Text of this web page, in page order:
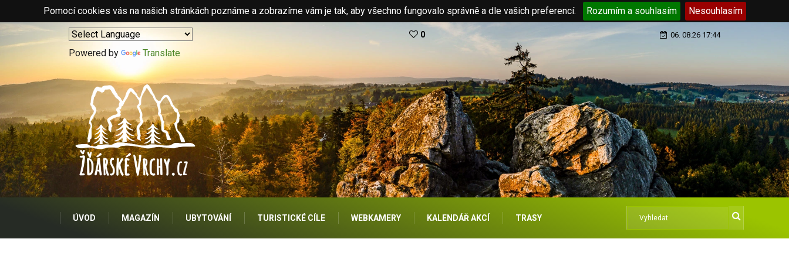
Pomocí cookies vás na našich stránkách poznáme a zobrazíme vám je tak, aby všechno fungovalo správně a dle vašich preferencí. Rozumím a souhlasím Nesouhlasím
Powered by Translate
0 06. 08.26 17:44
ÚVOD MAGAZÍN UBYTOVÁNÍ TURISTICKÉ CÍLE WEBKAMERY KALENDÁŘ AKCÍ TRASY